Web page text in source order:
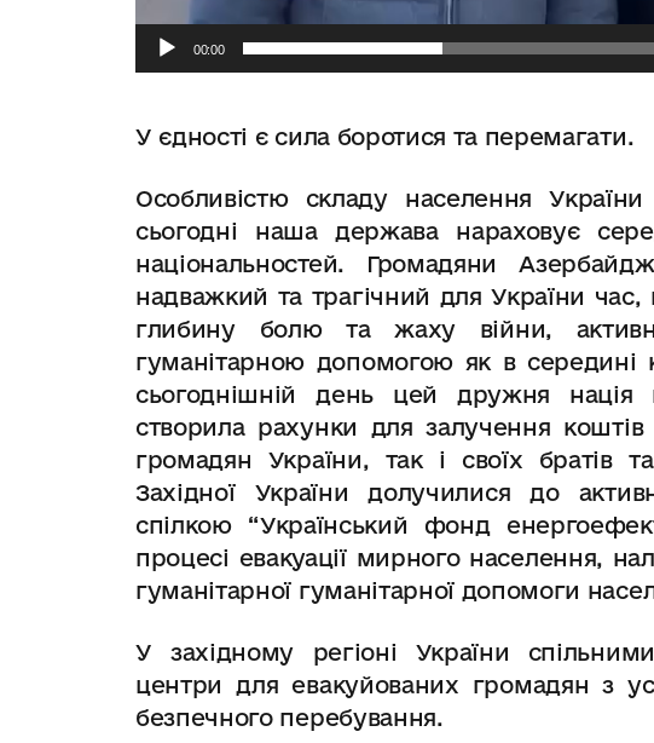
00:00
У єдності є сила боротися та перемагати.
Особливістю складу населення
сьогодні наша держава нараховує
національностей. Громадяни
надважкий та трагічний для України
глибину болю та жаху війни,
гуманітарною допомогою як в
сьогоднішній день цей дружня нація
створила рахунки для залучення
громадян України, так і своїх братів
Західної України долучилися до
спілкою “Український фонд
процесі евакуації мирного населення,
гуманітарної гуманітарної допомоги
У західному регіоні України
центри для евакуйованих громадян з
безпечного перебування.